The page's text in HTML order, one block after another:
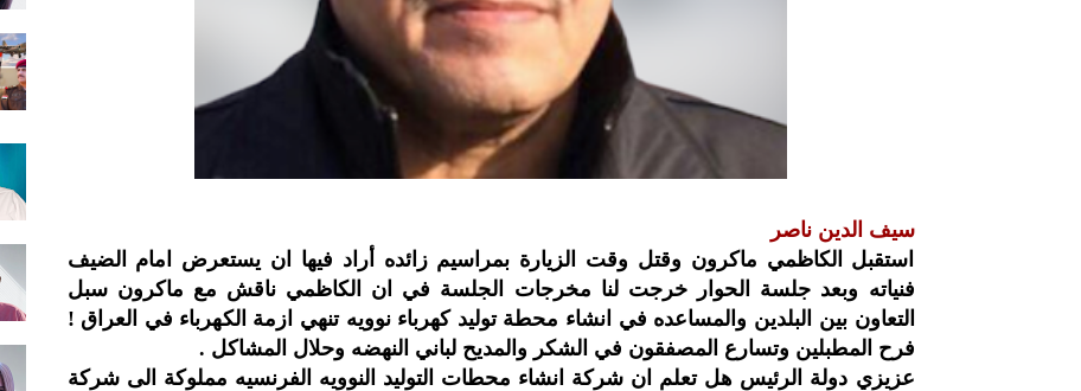
سيف الدين ناصر
استقبل الكاظمي ماكرون وقتل وقت الزيارة بمراسيم زائده أراد فيها ان يستعرض امام الضيف
فنياته وبعد جلسة الحوار خرجت لنا مخرجات الجلسة في ان الكاظمي ناقش مع ماكرون سبل
التعاون بين البلدين والمساعده في انشاء محطة توليد كهرباء نوويه تنهي ازمة الكهرباء في العراق !
فرح المطبلين وتسارع المصفقون في الشكر والمديح لباني النهضه وحلال المشاكل .
عزيزي دولة الرئيس هل تعلم ان شركة انشاء محطات التوليد النوويه الفرنسيه مملوكة الى شركة